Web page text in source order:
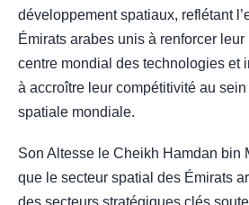
développement spatiaux, reflétant
Émirats arabes unis à renforcer
centre mondial des technologies et
à accroître leur compétitivité au sein
spatiale mondiale.
Son Altesse le Cheikh Hamdan bin
que le secteur spatial des Émirats